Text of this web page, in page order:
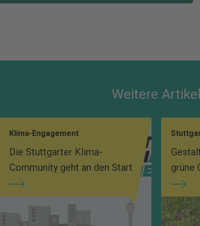
Weitere Artikel
Klima-Engagement
Die Stuttgarter Klima-
Community geht an den Start
grüne